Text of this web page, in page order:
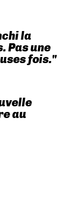
la
Pas une
fois."
au